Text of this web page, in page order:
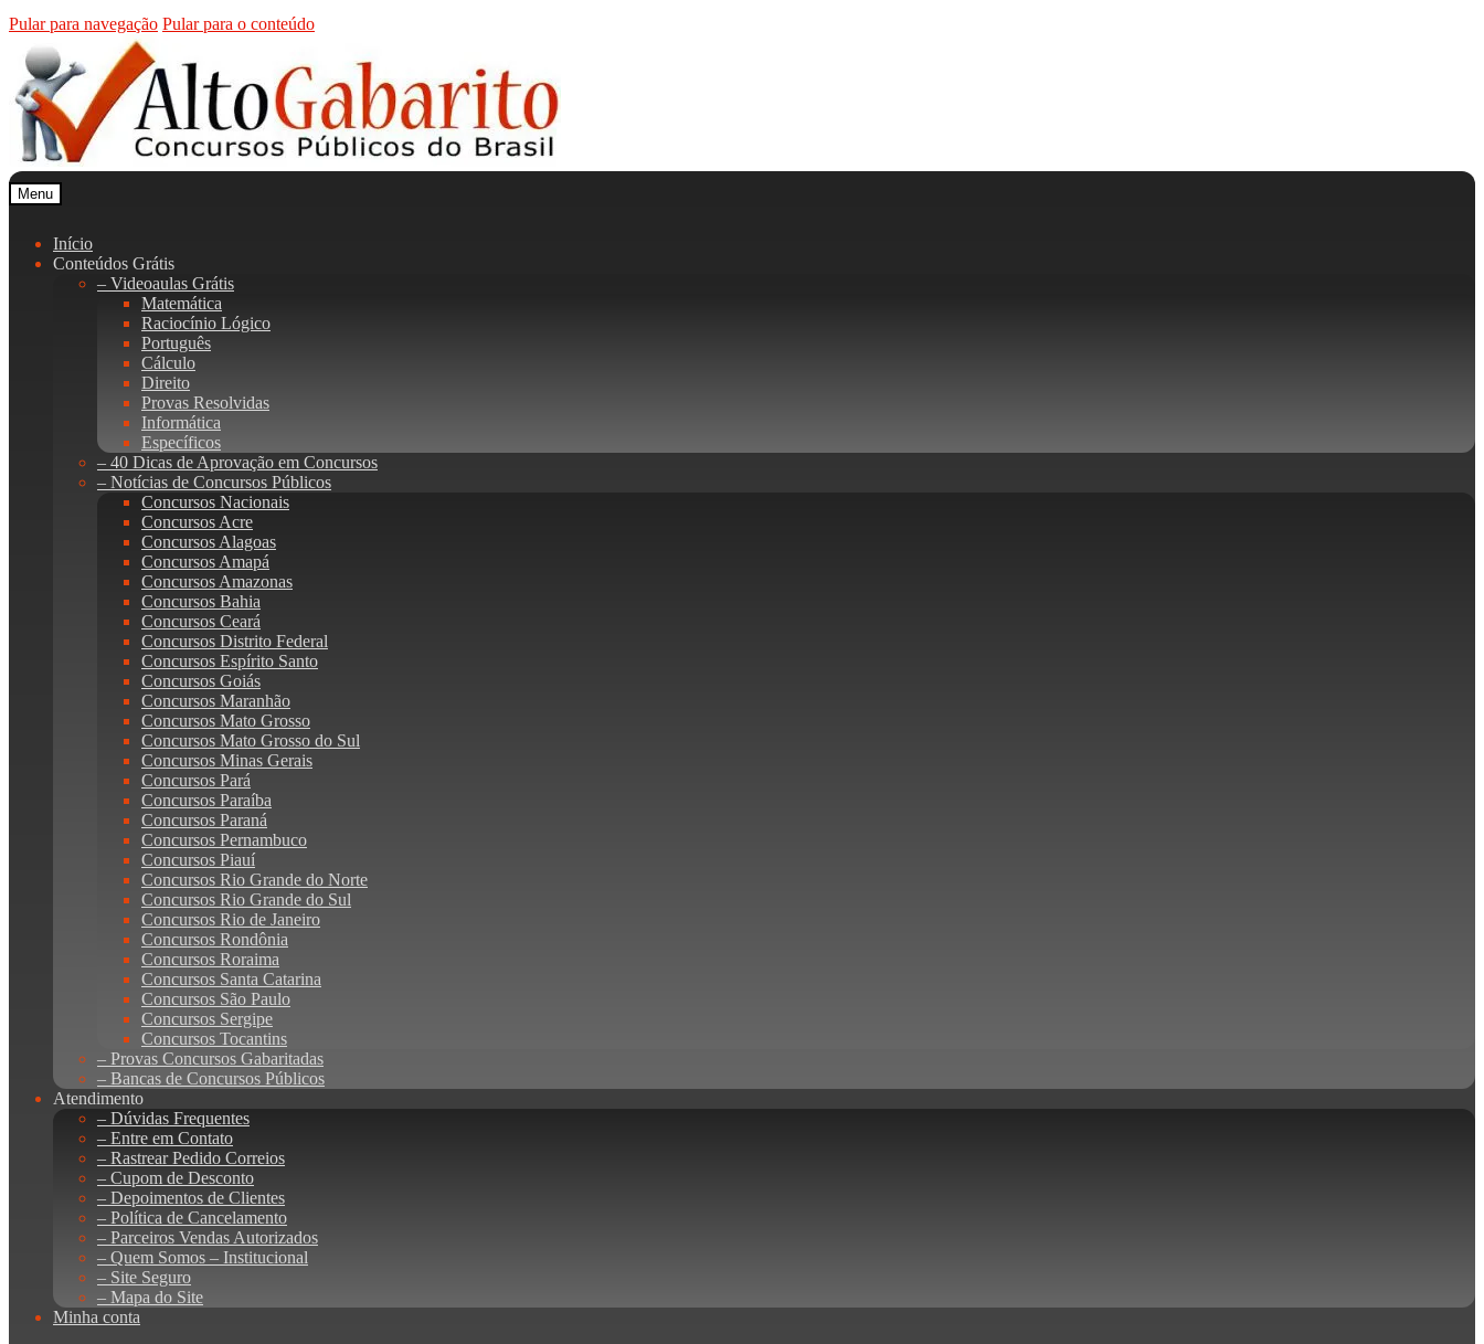
Pular para navegação Pular para o conteúdo
Menu
Início
Conteúdos Grátis
– Videoaulas Grátis
Matemática
Raciocínio Lógico
Português
Cálculo
Direito
Provas Resolvidas
Informática
Específicos
– 40 Dicas de Aprovação em Concursos
– Notícias de Concursos Públicos
Concursos Nacionais
Concursos Acre
Concursos Alagoas
Concursos Amapá
Concursos Amazonas
Concursos Bahia
Concursos Ceará
Concursos Distrito Federal
Concursos Espírito Santo
Concursos Goiás
Concursos Maranhão
Concursos Mato Grosso
Concursos Mato Grosso do Sul
Concursos Minas Gerais
Concursos Pará
Concursos Paraíba
Concursos Paraná
Concursos Pernambuco
Concursos Piauí
Concursos Rio Grande do Norte
Concursos Rio Grande do Sul
Concursos Rio de Janeiro
Concursos Rondônia
Concursos Roraima
Concursos Santa Catarina
Concursos São Paulo
Concursos Sergipe
Concursos Tocantins
– Provas Concursos Gabaritadas
– Bancas de Concursos Públicos
Atendimento
– Dúvidas Frequentes
– Entre em Contato
– Rastrear Pedido Correios
– Cupom de Desconto
– Depoimentos de Clientes
– Política de Cancelamento
– Parceiros Vendas Autorizados
– Quem Somos – Institucional
– Site Seguro
– Mapa do Site
Minha conta